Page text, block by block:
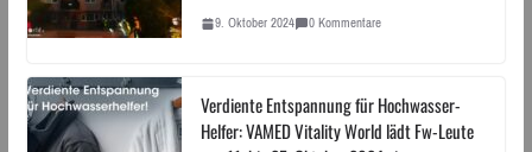
9. Oktober 2024 0 Kommentare
Verdiente Entspannung für Hochwasser-
Helfer: VAMED Vitality World lädt Fw-Leute